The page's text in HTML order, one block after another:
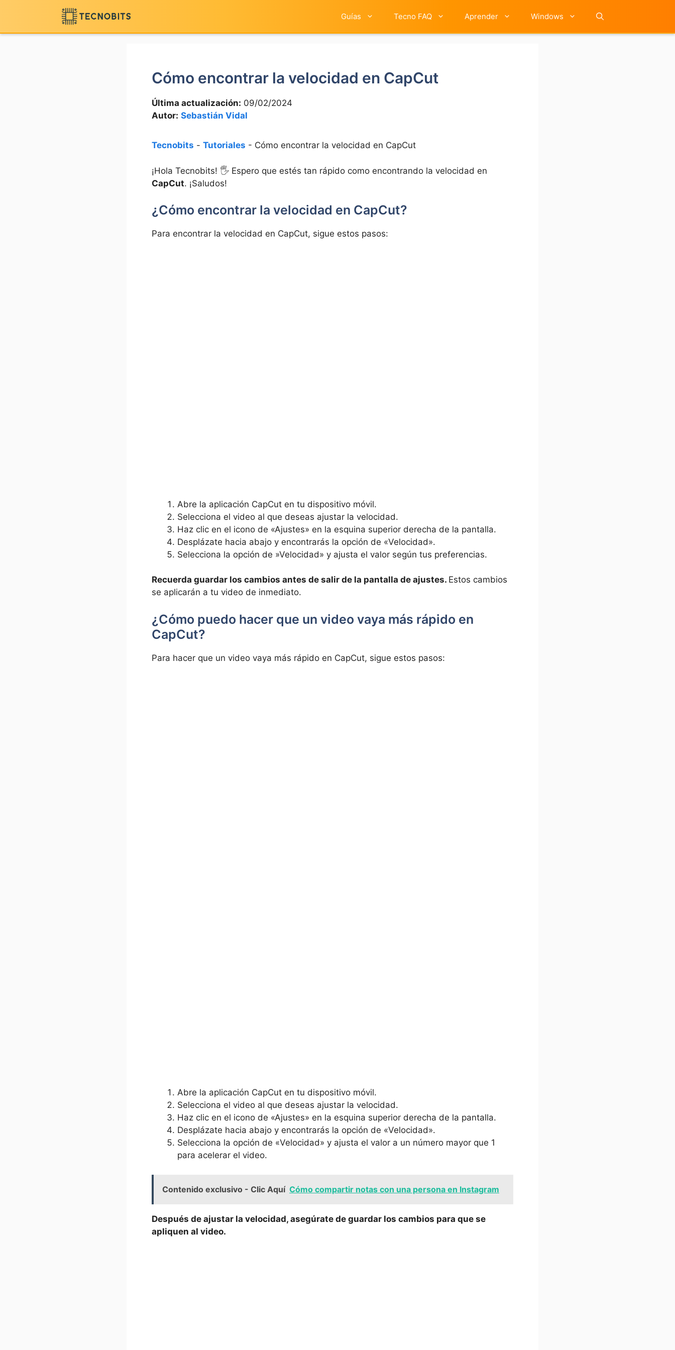
contenido
Guías Tecno FAQ Aprender Windows
Cómo encontrar la velocidad en CapCut
Última actualización: 09/02/2024
Autor: Sebastián Vidal
Tecnobits - Tutoriales - Cómo encontrar la velocidad en CapCut
¡Hola Tecnobits! 🖐️ Espero que estés tan rápido como encontrando ⁤la velocidad en
CapCut. ¡Saludos!
¿Cómo encontrar la velocidad en CapCut?
Para encontrar la velocidad en CapCut,‍ sigue estos⁤ pasos:
Abre la aplicación CapCut en tu dispositivo móvil.
Selecciona el ⁤video al que ⁢deseas​ ajustar la velocidad.
Haz ⁢clic⁣ en el ⁣icono de​ «Ajustes»​ en la esquina‌ superior⁤ derecha de ⁣la pantalla.
Desplázate hacia abajo ⁢y encontrarás la opción de «Velocidad».
Selecciona la opción de ​»Velocidad»⁤ y ajusta el valor ​según tus⁢ preferencias.
Recuerda guardar los cambios antes de salir de la pantalla de ajustes. Estos‍ cambios
se aplicarán a​ tu video⁢ de ‌inmediato.
¿Cómo puedo hacer que un ‌video vaya más rápido en
⁣CapCut?
Para⁢ hacer que un ‌video vaya más‌ rápido en CapCut,‍ sigue⁤ estos pasos:
Abre la ‍aplicación ‍CapCut en tu dispositivo móvil.
Selecciona el⁢ video ⁣al que deseas​ ajustar‌ la⁣ velocidad.
Haz clic en el icono de «Ajustes»‌ en la esquina superior ‌derecha de la pantalla.
Desplázate hacia abajo y⁣ encontrarás la⁣ opción de «Velocidad».
Selecciona⁤ la opción de «Velocidad» y ajusta el valor a un número mayor que ‍1
para‍ acelerar⁤ el video.
Contenido exclusivo - Clic Aquí Cómo compartir notas con una persona en Instagram
Después de ajustar‌ la ​velocidad, asegúrate de guardar ⁤los‌ cambios para que se
‌apliquen al video.